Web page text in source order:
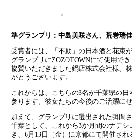
準グランプリ：中島美咲さん、荒巻瑞
受賞者には、「不動」の日本酒と花束
グランプリにZOZOTOWNにて使用でき
協賛いただきました鍋店株式会社様、
がとうございます。
これからは、こちらの3名が千葉県の日
参ります。彼女たちの今後のご活躍に
加えて、グランプリに選出された弭間
千葉として、これから3か月間のナデ
き、6月13日（金）に京都にて開催され